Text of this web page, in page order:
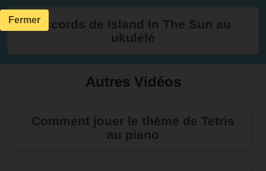
Accords de Island In The Sun au
ukulélé
Autres Vidéos
Comment jouer le thème de Tetris
au piano
Fermer